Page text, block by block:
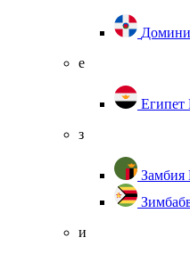
е
Египет
з
Замбия
и